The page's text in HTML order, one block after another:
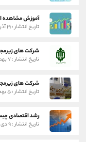
آموزش مشاهده
تاریخ انتشار : ۱۹ آذر ۱۳۹۹
شرکت های
تاریخ انتشار : ۷ بهمن ۱۴۰۰
شرکت های
تاریخ انتشار : ۵ بهمن ۱۴۰۰
رشد اقتصادی
تاریخ انتشار : ۹ دی ۱۳۹۹